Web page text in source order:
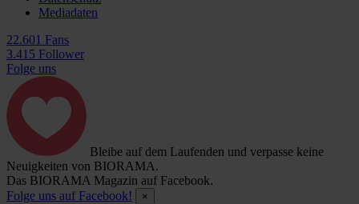
Mediadaten
22.601 Fans
3.415 Follower
Folge uns
Bleibe auf dem Laufenden und verpasse keine
Neuigkeiten von BIORAMA.
Das BIORAMA Magazin auf Facebook.
Folge uns auf Facebook!
×